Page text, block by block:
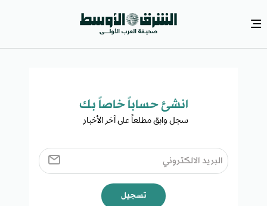
انشئ حساباً خاصاً بك​
سجل وابق مطلعاً على آخر الأخبار ​
تسجيل